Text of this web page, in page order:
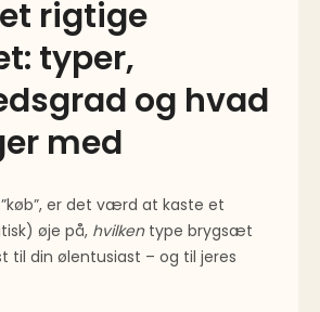
rigtige
typer,
og hvad
med
er det værd at kaste et
øje på, hvilkentype brygsæt
til din ølentusiast – og til jeres